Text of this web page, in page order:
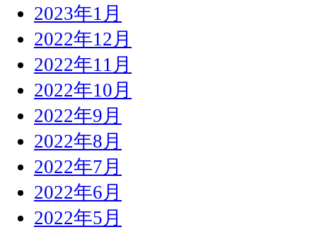
2023年1月
2022年12月
2022年11月
2022年10月
2022年9月
2022年8月
2022年7月
2022年6月
2022年5月